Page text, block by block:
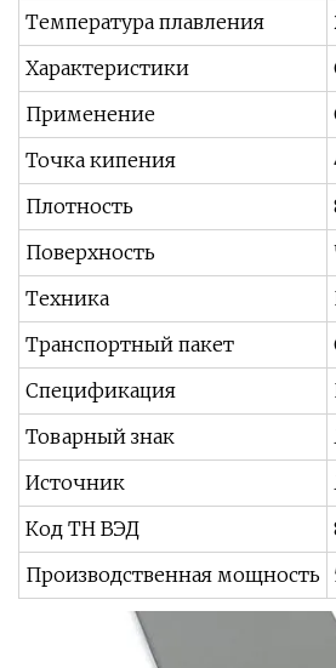
Температура плавления
Характеристики
Применение
Точка кипения
Плотность
Поверхность
Техника
Транспортный пакет
Спецификация
Товарный знак
Источник
Код ТН ВЭД
Производственная мощность